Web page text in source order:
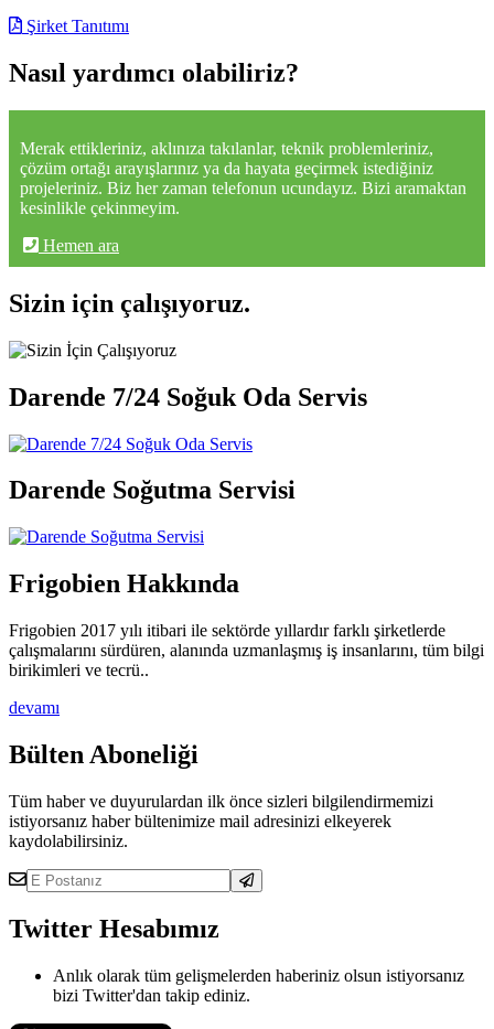
Şirket Tanıtımı
Nasıl yardımcı olabiliriz?
Merak ettikleriniz, aklınıza takılanlar, teknik problemleriniz,
çözüm ortağı arayışlarınız ya da hayata geçirmek istediğiniz
projeleriniz. Biz her zaman telefonun ucundayız. Bizi aramaktan
kesinlikle çekinmeyim.
Hemen ara
Sizin için çalışıyoruz.
Darende 7/24 Soğuk Oda Servis
Darende Soğutma Servisi
Frigobien Hakkında
Frigobien 2017 yılı itibari ile sektörde yıllardır farklı şirketlerde
çalışmalarını sürdüren, alanında uzmanlaşmış iş insanlarını, tüm bilgi
birikimleri ve tecrü..
devamı
Bülten Aboneliği
Tüm haber ve duyurulardan ilk önce sizleri bilgilendirmemizi
istiyorsanız haber bültenimize mail adresinizi elkeyerek
kaydolabilirsiniz.
Twitter Hesabımız
Anlık olarak tüm gelişmelerden haberiniz olsun istiyorsanız
bizi Twitter'dan takip ediniz.